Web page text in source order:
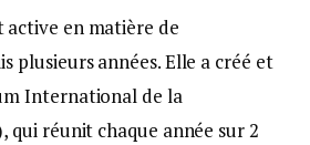
active en matière de
plusieurs années. Elle a créé et
International de la
qui réunit chaque année sur 2